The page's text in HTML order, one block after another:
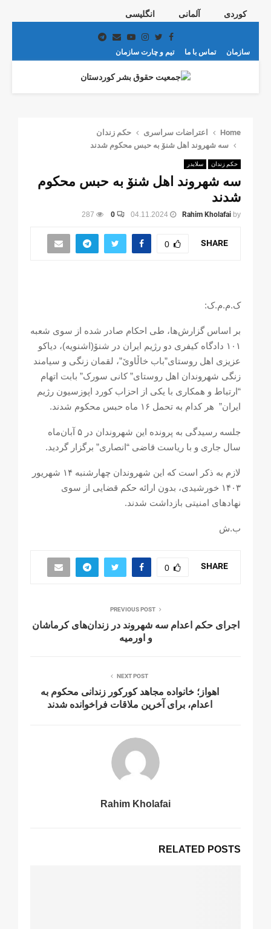
کوردی آلمانی انگلیسی
Facebook
Twitter
Instagram
Youtube
Email
Telegram
سازمان تماس با ما تیم و چارت سازمان
PRIMARY
Home اعتراضات سراسری
حکم زندان
سه شهروند اهل شنۆ بە حبس محکوم شدند
حکم زندان سلایدر
سه شهروند اهل شنۆ بە حبس محکوم
شدند
by
Rahim Kholafai
04.11.2024
0
287
SHARE
0
ک.م.م.ک:
بر اساس گزارش‌ها، طی احکام صادر شده از سوی شعبه
۱۰۱ دادگاه کیفری دو رژیم ایران در شنۆ(اشنویە)، دیاکو
عزیزی اهل روستای”باب خاڵاوێ”، لقمان زنگی و سیامند
زنگی شهروندان اهل روستای” کانی سورک” بابت اتهام
“ارتباط و همکاری با یکی از احزاب کورد اپوزسیون رژیم
ایران” هر کدام بە تحمل ۱۶ ماە حبس محکوم شدند.
جلسە رسیدگی بە پروندە این شهروندان در ۵ آبان‌ماه
سال جاری و با ریاست قاضی “انصاری” برگزار گردید.
لازم بە ذکر است که این شهروندان چهارشنبه ۱۴ شهریور
۱۴۰۳ خورشیدی، بدون ارائه حکم قضایی از سوی
نهادهای امنیتی بازداشت شدند.
ب.ش
SHARE
0
PREVIOUS POST
اجرای حکم اعدام سه شهروند در زندان‌های کرماشان
و اورمیه
NEXT POST
اهواز؛ خانواده مجاهد کورکور زندانی محکوم به
اعدام، برای آخرین ملاقات فراخوانده شدند
Rahim Kholafai
RELATED POSTS